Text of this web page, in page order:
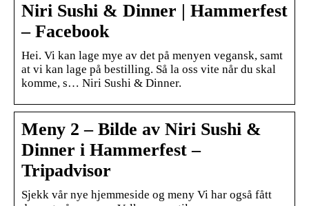
Niri Sushi & Dinner | Hammerfest
– Facebook
Hei. Vi kan lage mye av det på menyen vegansk, samt
at vi kan lage på bestilling. Så la oss vite når du skal
komme, s… Niri Sushi & Dinner.
Meny 2 – Bilde av Niri Sushi &
Dinner i Hammerfest –
Tripadvisor
Sjekk vår nye hjemmeside og meny Vi har også fått